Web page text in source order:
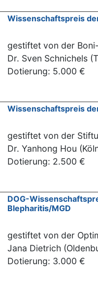
Wissenschaftspreis
gestiftet von der
Dr. Sven Schnichels
Dotierung: 5.000 €
Wissenschaftspreis
gestiftet von der
Dr. Yanhong Hou
Dotierung: 2.500 €
DOG-
Blepharitis/MGD
gestiftet von der
Jana Dietrich
Dotierung: 3.000 €